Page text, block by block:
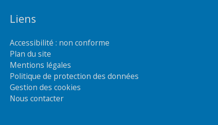
Liens
Accessibilité : non conforme
Plan du site
Mentions légales
Politique de protection des données
Gestion des cookies
Nous contacter